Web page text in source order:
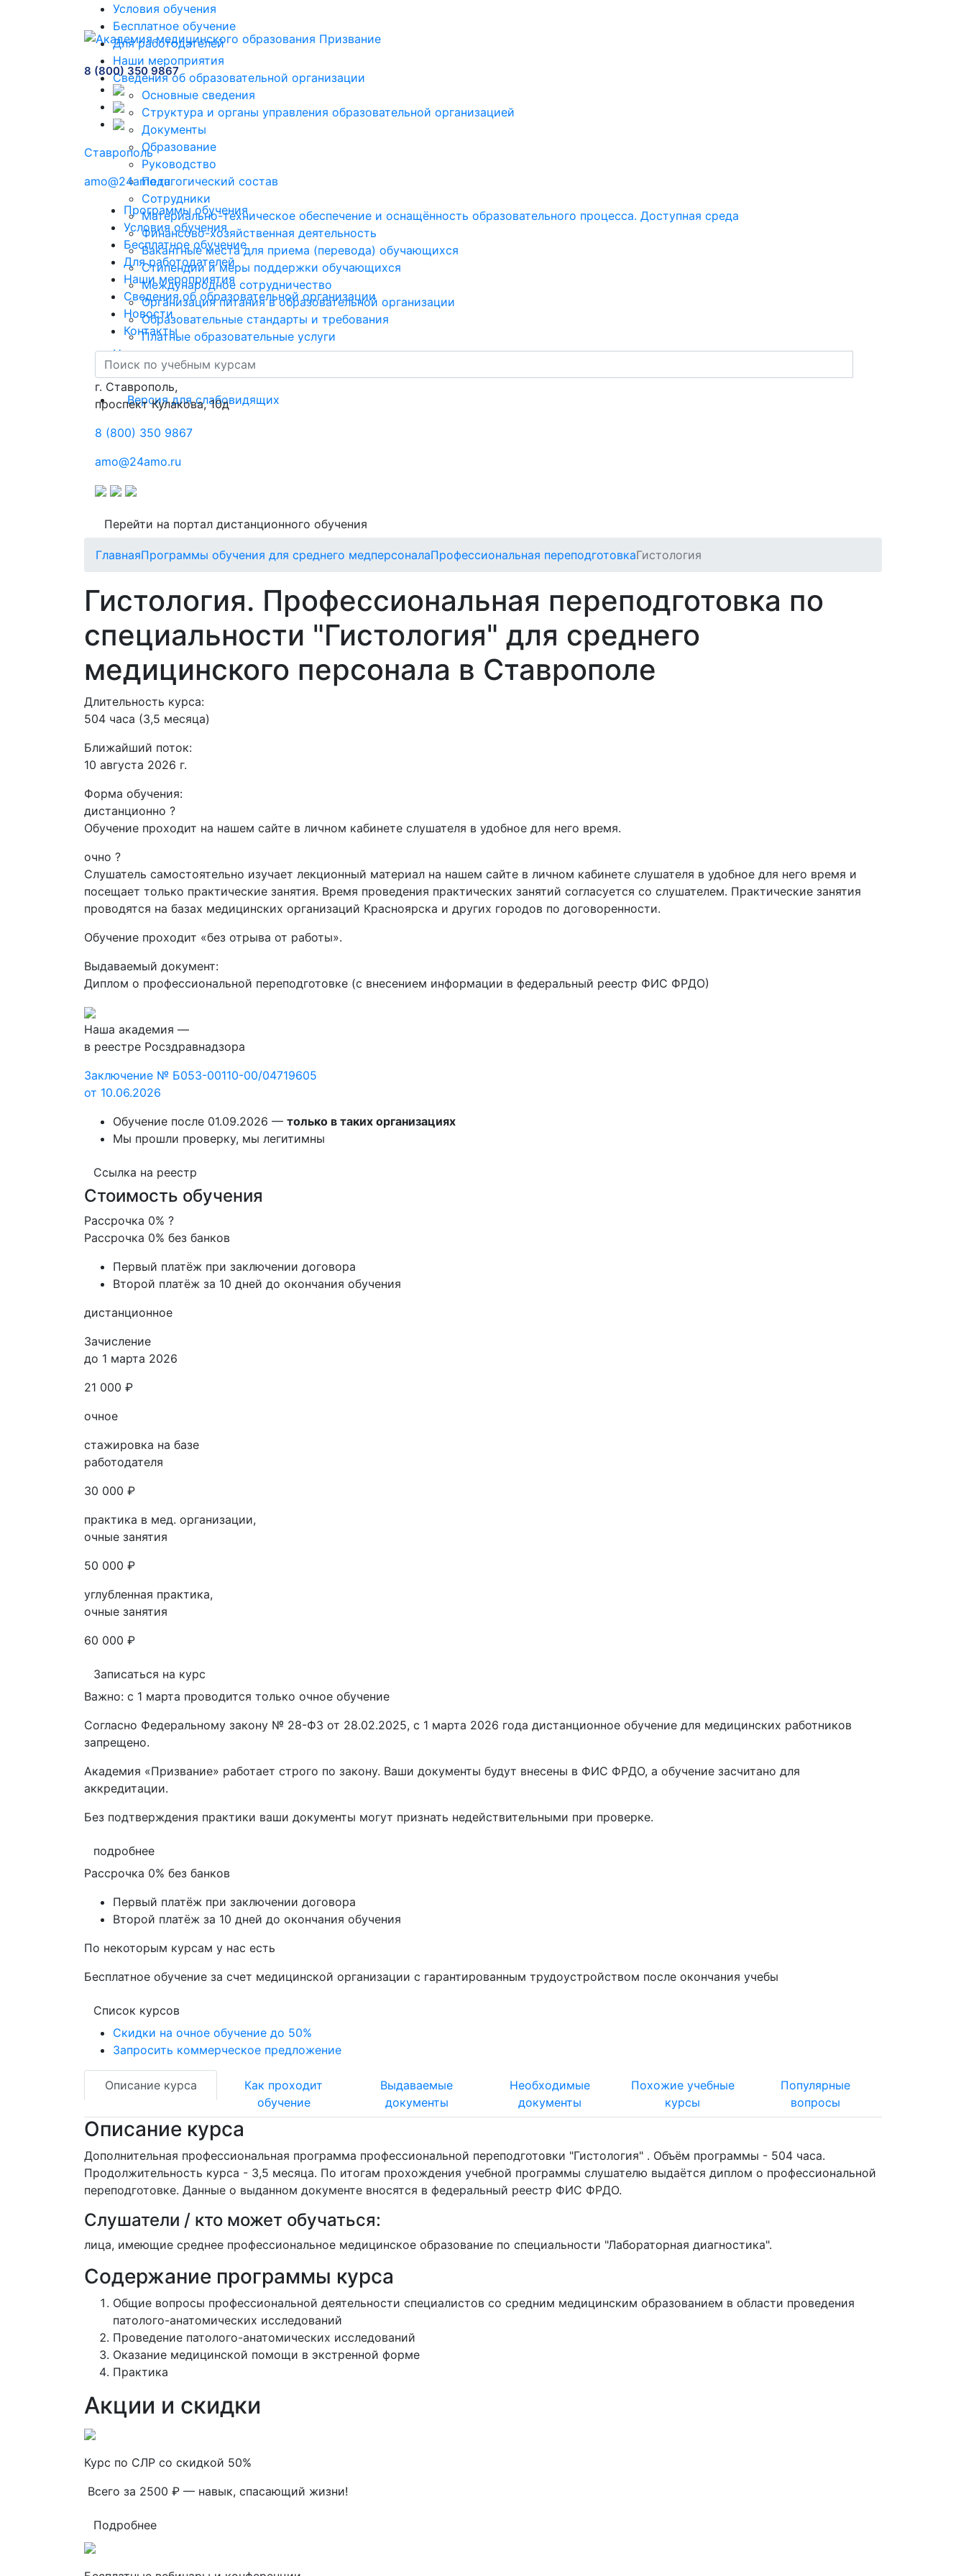
Условия обучения
Бесплатное обучение
Для работодателей
Наши мероприятия
Сведения об образовательной организации
Основные сведения
Структура и органы управления образовательной организацией
Документы
Образование
Руководство
Педагогический состав
Сотрудники
Материально-техническое обеспечение и оснащённость образовательного процесса. Доступная среда
Финансово-хозяйственная деятельность
Вакантные места для приема (перевода) обучающихся
Стипендии и меры поддержки обучающихся
Международное сотрудничество
Организация питания в образовательной организации
Образовательные стандарты и требования
Платные образовательные услуги
Новости
Контакты
Версия для слабовидящих
8 (800) 350 9867
Ставрополь
amo@24amo.ru
Программы обучения
Условия обучения
Бесплатное обучение
Для работодателей
Наши мероприятия
Сведения об образовательной организации
Новости
Контакты
г. Ставрополь,
проспект Кулакова, 10д
8 (800) 350 9867
amo@24amo.ru
Перейти на портал дистанционного обучения
ГлавнаяПрограммы обучения для среднего медперсоналаПрофессиональная переподготовкаГистология
Гистология. Профессиональная переподготовка по
специальности "Гистология" для среднего
медицинского персонала в Ставрополе
Длительность курса:
504 часа (3,5 месяца)
Ближайший поток:
10 августа 2026 г.
Форма обучения:
дистанционно ?
Обучение проходит на нашем сайте в личном кабинете слушателя в удобное для него время.
очно ?
Слушатель самостоятельно изучает лекционный материал на нашем сайте в личном кабинете слушателя в удобное для него время и
посещает только практические занятия. Время проведения практических занятий согласуется со слушателем. Практические занятия
проводятся на базах медицинских организаций Красноярска и других городов по договоренности.
Обучение проходит «без отрыва от работы».
Выдаваемый документ:
Диплом о профессиональной переподготовке (с внесением информации в федеральный реестр ФИС ФРДО)
Наша академия —
в реестре Росздравнадзора
Заключение № Б053-00110-00/04719605
от 10.06.2026
Обучение после 01.09.2026 — только в таких организациях
Мы прошли проверку, мы легитимны
Ссылка на реестр
Стоимость обучения
Рассрочка 0% ?
Рассрочка 0% без банков
Первый платёж при заключении договора
Второй платёж за 10 дней до окончания обучения
дистанционное
Зачисление
до 1 марта 2026
21 000 ₽
очное
стажировка на базе
работодателя
30 000 ₽
практика в мед. организации,
очные занятия
50 000 ₽
углубленная практика,
очные занятия
60 000 ₽
Записаться на курс
Важно: с 1 марта проводится только очное обучение
Согласно Федеральному закону № 28-ФЗ от 28.02.2025, с 1 марта 2026 года дистанционное обучение для медицинских работников
запрещено.
Академия «Призвание» работает строго по закону. Ваши документы будут внесены в ФИС ФРДО, а обучение засчитано для
аккредитации.
Без подтверждения практики ваши документы могут признать недействительными при проверке.
подробнее
Рассрочка 0% без банков
Первый платёж при заключении договора
Второй платёж за 10 дней до окончания обучения
По некоторым курсам у нас есть
Бесплатное обучение за счет медицинской организации с гарантированным трудоустройством после окончания учебы
Список курсов
Скидки на очное обучение до 50%
Запросить коммерческое предложение
Описание курса
Как проходит
обучение
Выдаваемые
документы
Необходимые
документы
Похожие учебные
курсы
Популярные
вопросы
Описание курса
Дополнительная профессиональная программа профессиональной переподготовки "Гистология" . Объём программы - 504 часа.
Продолжительность курса - 3,5 месяца. По итогам прохождения учебной программы слушателю выдаётся диплом о профессиональной
переподготовке. Данные о выданном документе вносятся в федеральный реестр ФИС ФРДО.
Слушатели / кто может обучаться:
лица, имеющие среднее профессиональное медицинское образование по специальности "Лабораторная диагностика".
Содержание программы курса
Общие вопросы профессиональной деятельности специалистов со средним медицинским образованием в области проведения
патолого-анатомических исследований
Проведение патолого-анатомических исследований
Оказание медицинской помощи в экстренной форме
Практика
Акции и скидки
Курс по СЛР со скидкой 50%
Всего за 2500 ₽ — навык, спасающий жизни!
Подробнее